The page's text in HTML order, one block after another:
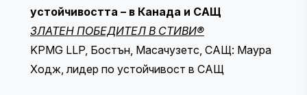
устойчивостта – в Канада и САЩ
ЗЛАТЕН ПОБЕДИТЕЛ В СТИВИ®
KPMG LLP, Бостън, Масачузетс, САЩ: Маура
Ходж, лидер по устойчивост в САЩ